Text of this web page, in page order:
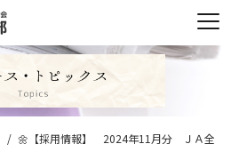
🌼【採用情報】 2024年11月分 ＪＡ全